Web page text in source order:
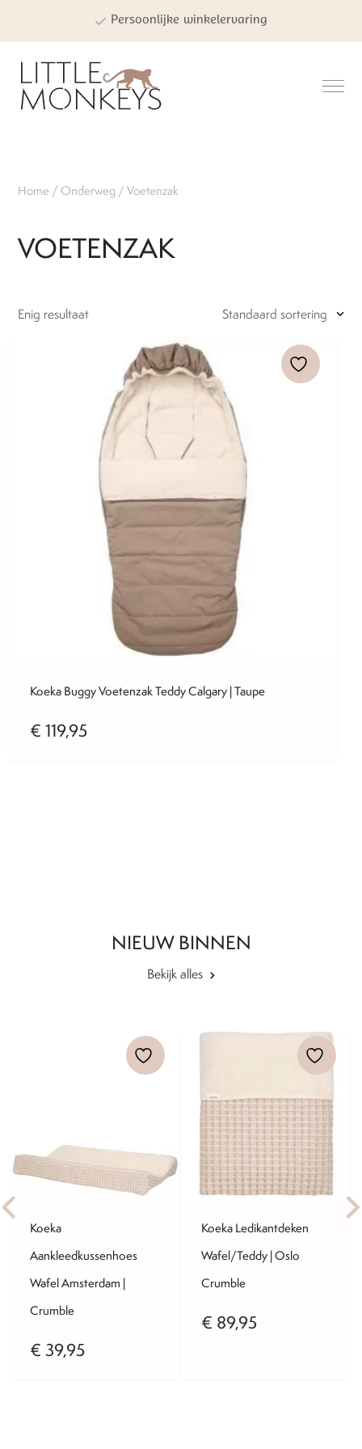
Persoonlijke winkelervaring
Home / Onderweg / Voetenzak
VOETENZAK
Enig resultaat
Koeka Buggy Voetenzak Teddy Calgary | Taupe
€ 119,95
NIEUW BINNEN
Bekijk alles
Koeka
Aankleedkussenhoes
Wafel Amsterdam |
Crumble
€ 39,95
Koeka Ledikantdeken
Wafel/Teddy | Oslo
Crumble
€ 89,95